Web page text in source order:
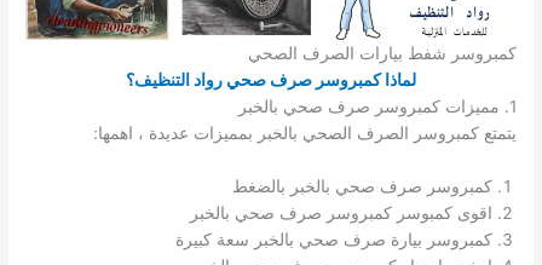
كمبروسر شفط بيارات الصرف الصحي
لماذا كمبروسر صرف صحي رواد التنظيف؟
1. مميزات كمبروسر صرف صحي بالخبر
يتمتع كمبروسر الصرف الصحي بالخبر بمميزات عديدة ، اهمها:
كمبروسر صرف صحي بالخبر بالضغط
اقوى كمبوسر كمبروسر صرف صحي بالخبر
كمبروسر بيارة صرف صحي بالخبر سعة كبيرة